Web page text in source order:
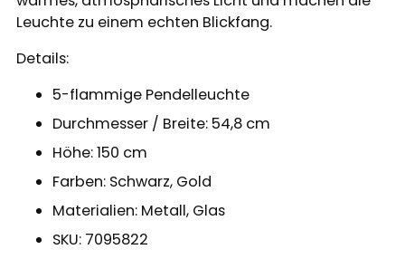
Leuchte zu einem echten Blickfang.
Details:
5-flammige Pendelleuchte
Durchmesser / Breite: 54,8 cm
Höhe: 150 cm
Farben: Schwarz, Gold
Materialien: Metall, Glas
SKU: 7095822